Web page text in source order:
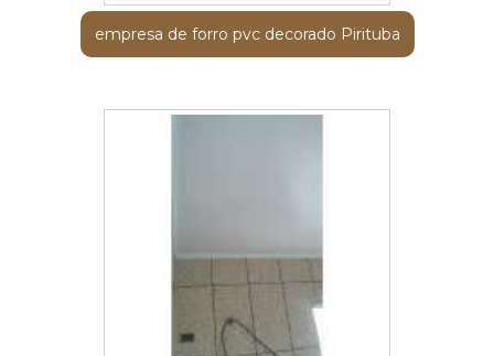
empresa de forro pvc decorado Pirituba